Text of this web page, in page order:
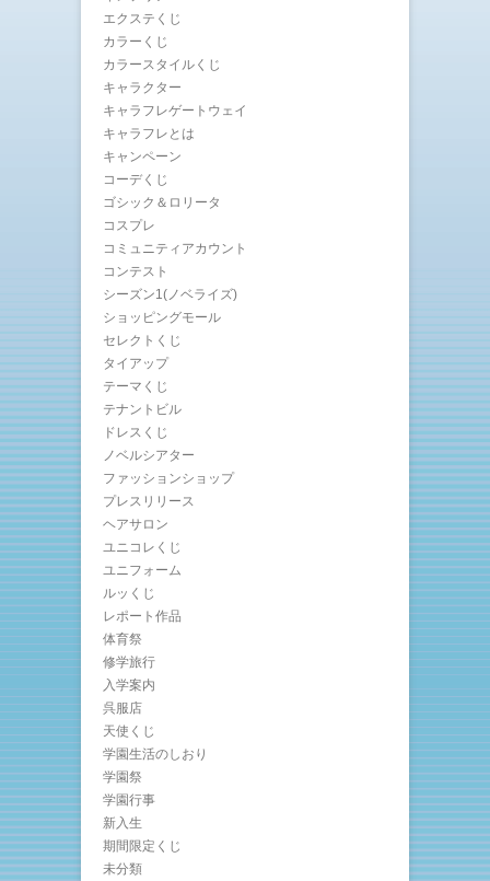
エクステくじ
カラーくじ
カラースタイルくじ
キャラクター
キャラフレゲートウェイ
キャラフレとは
キャンペーン
コーデくじ
ゴシック＆ロリータ
コスプレ
コミュニティアカウント
コンテスト
シーズン1(ノベライズ)
ショッピングモール
セレクトくじ
タイアップ
テーマくじ
テナントビル
ドレスくじ
ノベルシアター
ファッションショップ
プレスリリース
ヘアサロン
ユニコレくじ
ユニフォーム
ルッくじ
レポート作品
体育祭
修学旅行
入学案内
呉服店
天使くじ
学園生活のしおり
学園祭
学園行事
新入生
期間限定くじ
未分類